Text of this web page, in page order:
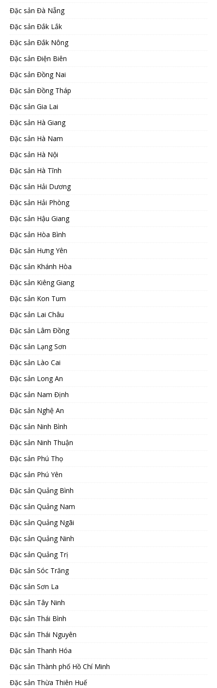
Đặc sản Đà Nẵng
Đặc sản Đắk Lắk
Đặc sản Đắk Nông
Đặc sản Điện Biên
Đặc sản Đồng Nai
Đặc sản Đồng Tháp
Đặc sản Gia Lai
Đặc sản Hà Giang
Đặc sản Hà Nam
Đặc sản Hà Nội
Đặc sản Hà Tĩnh
Đặc sản Hải Dương
Đặc sản Hải Phòng
Đặc sản Hậu Giang
Đặc sản Hòa Bình
Đặc sản Hưng Yên
Đặc sản Khánh Hòa
Đặc sản Kiêng Giang
Đặc sản Kon Tum
Đặc sản Lai Châu
Đặc sản Lâm Đồng
Đặc sản Lạng Sơn
Đặc sản Lào Cai
Đặc sản Long An
Đặc sản Nam Định
Đặc sản Nghệ An
Đặc sản Ninh Bình
Đặc sản Ninh Thuận
Đặc sản Phú Thọ
Đặc sản Phú Yên
Đặc sản Quảng Bình
Đặc sản Quảng Nam
Đặc sản Quảng Ngãi
Đặc sản Quảng Ninh
Đặc sản Quảng Trị
Đặc sản Sóc Trăng
Đặc sản Sơn La
Đặc sản Tây Ninh
Đặc sản Thái Bình
Đặc sản Thái Nguyên
Đặc sản Thanh Hóa
Đặc sản Thành phố Hồ Chí Minh
Đặc sản Thừa Thiên Huế